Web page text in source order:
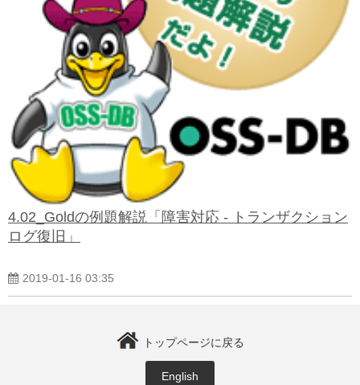
よくある質問
4.02_Goldの例題解説「障害対応 - トランザクション
ログ復旧」
2019-01-16 03:35
トップページに戻る
English